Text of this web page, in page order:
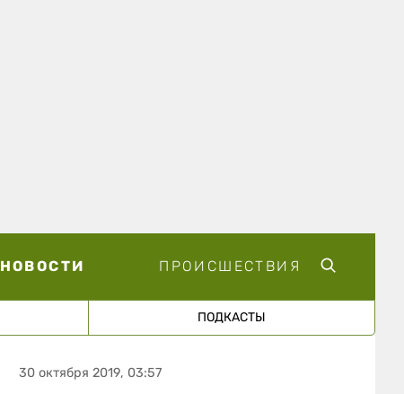
НОВОСТИ ПРОИСШЕСТВИЯ
ПОДКАСТЫ
30 октября 2019, 03:57